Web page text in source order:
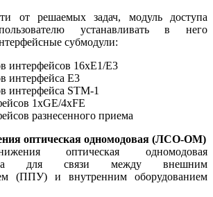
от решаемых задач, модуль доступа
устанавливать в него
субмодули:
интерфейсов 16хЕ1/Е3
интерфейса E3
интерфейса STM-1
1хGE/4хFE
разнесенного приема
оптическая одномодовая (ЛСО-ОМ)
оптическая одномодовая
для связи между внешним
(ППУ) и внутренним оборудованием